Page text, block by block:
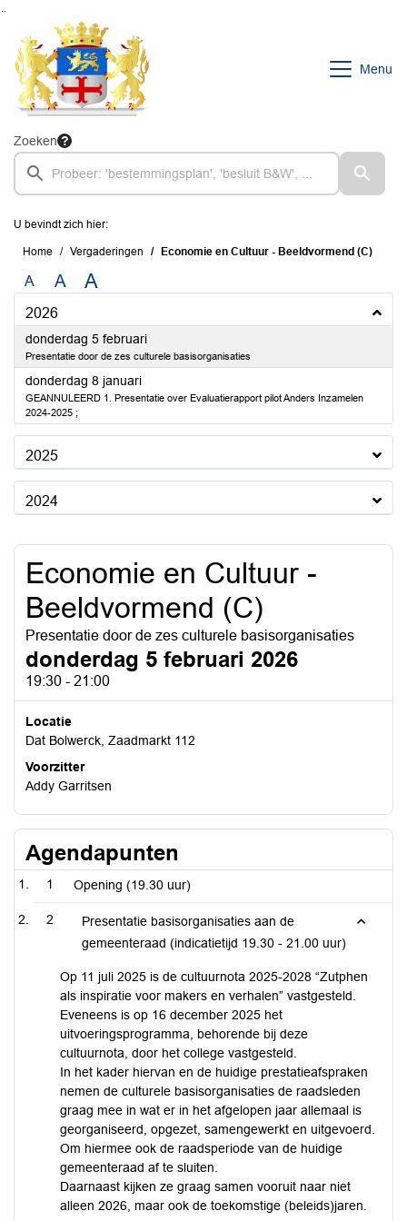
Ga naar de inhoud van deze pagina
Ga naar het zoeken
Ga naar het menu
Menu
Zoeken
U bevindt zich hier:
Home Vergaderingen Economie en Cultuur - Beeldvormend (C)
A A A
2026
donderdag 5 februari2026
Presentatie door de zes culturele basisorganisaties
donderdag 8 januari2026
GEANNULEERD 1. Presentatie over Evaluatierapport pilot Anders Inzamelen
2024-2025 ;
2025
2024
Economie en Cultuur -
Beeldvormend (C)
Presentatie door de zes culturele basisorganisaties
donderdag 5 februari 2026
19:30 - 21:00
Locatie
Dat Bolwerck, Zaadmarkt 112
Voorzitter
Addy Garritsen
Agendapunten
1 Opening (19.30 uur)
2
Presentatie basisorganisaties aan de
gemeenteraad (indicatietijd 19.30 - 21.00 uur)
Op 11 juli 2025 is de cultuurnota 2025-2028 “Zutphen
als inspiratie voor makers en verhalen” vastgesteld.
Eveneens is op 16 december 2025 het
uitvoeringsprogramma, behorende bij deze
cultuurnota, door het college vastgesteld.
In het kader hiervan en de huidige prestatieafspraken
nemen de culturele basisorganisaties de raadsleden
graag mee in wat er in het afgelopen jaar allemaal is
georganiseerd, opgezet, samengewerkt en uitgevoerd.
Om hiermee ook de raadsperiode van de huidige
gemeenteraad af te sluiten.
Daarnaast kijken ze graag samen vooruit naar niet
alleen 2026, maar ook de toekomstige (beleids)jaren.